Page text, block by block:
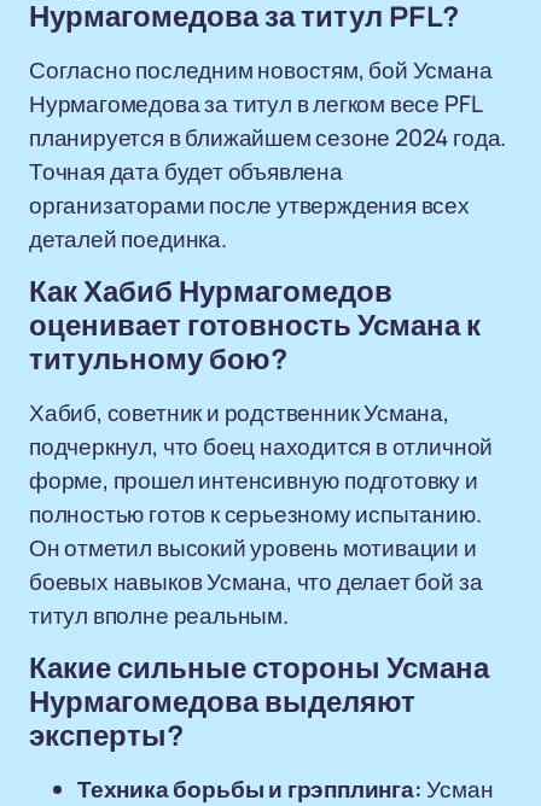
Нурмагомедова за титул PFL?
Согласно последним новостям, бой Усмана
Нурмагомедова за титул в легком весе PFL
планируется в ближайшем сезоне 2024 года.
Точная дата будет объявлена
организаторами после утверждения всех
деталей поединка.
Как Хабиб Нурмагомедов
оценивает готовность Усмана к
титульному бою?
Хабиб, советник и родственник Усмана,
подчеркнул, что боец находится в отличной
форме, прошел интенсивную подготовку и
полностью готов к серьезному испытанию.
Он отметил высокий уровень мотивации и
боевых навыков Усмана, что делает бой за
титул вполне реальным.
Какие сильные стороны Усмана
Нурмагомедова выделяют
эксперты?
Техника борьбы и грэпплинга:Усман